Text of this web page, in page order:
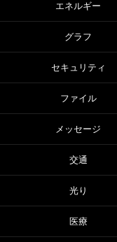
エネルギー
グラフ
セキュリティ
ファイル
メッセージ
交通
光り
医療